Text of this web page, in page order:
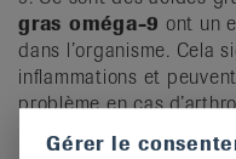
gras oméga-9 ont un
dans l’organisme. Cela
inflammations et
problème en cas
rhumatisme.
Gérer le